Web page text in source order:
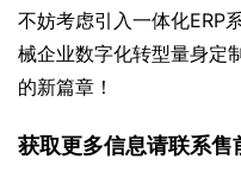
不妨考虑引入一体化ERP
械企业数字化转型量身定
的新篇章！
获取更多信息请联系售